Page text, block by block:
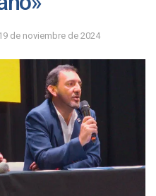
de noviembre de 2024